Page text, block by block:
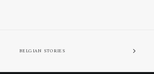
BELGIAN STORIES